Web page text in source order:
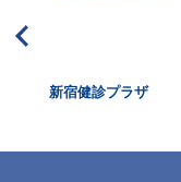
新宿健診プラザ